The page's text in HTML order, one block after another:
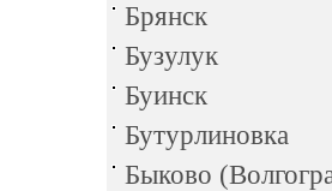
Брянск
Бузулук
Буинск
Бутурлиновка
Быково